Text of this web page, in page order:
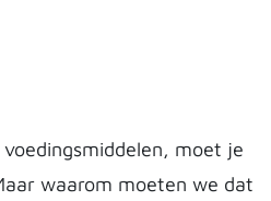
moet je
waarom moeten we dat